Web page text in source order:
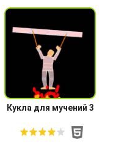
Кукла для мучений 3